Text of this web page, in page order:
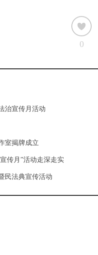
0
治宣传月活动
室揭牌成立
传月”活动走深走实
民法典宣传活动